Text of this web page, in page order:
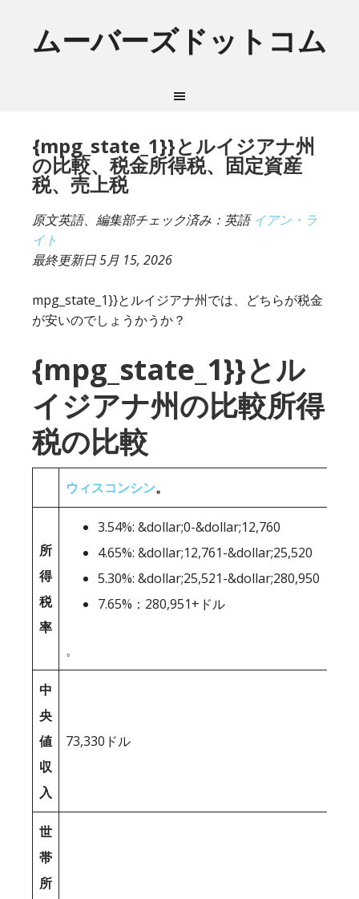
ムーバーズドットコム
{mpg_state_1}}とルイジアナ州
の比較、税金所得税、固定資産
税、売上税
原文英語、編集部チェック済み：英語イアン・ラ
イト
最終更新日5月 15, 2026
mpg_state_1}}とルイジアナ州では、どちらが税金
が安いのでしょうかうか？
{mpg_state_1}}とル
イジアナ州の比較所得
税の比較
ウィスコンシン。
所
得
税
率
3.54%: &dollar;0-&dollar;12,760
4.65%: &dollar;12,761-&dollar;25,520
5.30%: &dollar;25,521-&dollar;280,950
7.65%：280,951+ドル
。
中
央
値
収
入
73,330ドル
世
帯
所